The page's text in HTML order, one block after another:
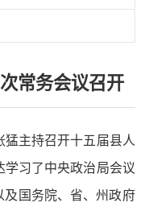
常务会议召开
主持召开十五届县人
学习了中央政治局会议
国务院、省、州政府